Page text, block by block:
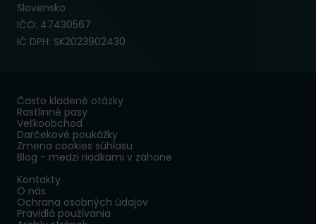
Slovensko
IČO: 47430567
IČ DPH: SK2023902430
Často kladené otázky
Rastlinné pasy
Veľkoobchod
Darčekové poukážky
Zmena cookies súhlasu
Blog - medzi riadkami v záhone
Kontakty
O nás
Ochrana osobných údajov
Pravidlá používania